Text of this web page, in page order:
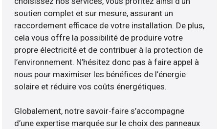
soutien complet et sur mesure, assurant un
raccordement efficace de votre installation. De plus,
cela vous offre la possibilité de produire votre
propre électricité et de contribuer à la protection de
l’environnement. N’hésitez donc pas à faire appel à
nous pour maximiser les bénéfices de l’énergie
solaire et réduire vos coûts énergétiques.
Globalement, notre savoir-faire s’accompagne
d’une expertise marquée sur le choix des panneaux